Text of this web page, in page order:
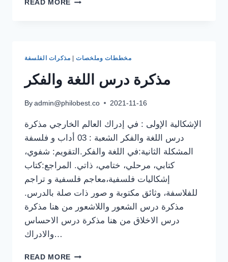
READ MORE
تعرفه
مخططات وملخصات| مذكرات الفلسفة
مذكرة درس اللغة والفكر
By admin@philobest.co 2021-11-16
الإشكالية الإولى : في إدراك العالم الخارجي مذكرة
درس اللغة والفكر الشعبة : 03 أداب و فلسفة
المشكلة الثانية:في اللغة والفكر.التقويم: شفوي،
كتابي، مرحلي، ختامي، ذاتي. المراجع:كتاب
إشكاليات فلسفية،معاجم فلسفية و تراجم
للفلاسفة، وثائق مكتوبة و صور ذات صلة بالدرس.
مذكرة درس الشعور واللاشعور من هنا مذكرة
درس الاخلاق من هنا مذكرة درس الاحساس
والادراك…
READ MORE مذكرة